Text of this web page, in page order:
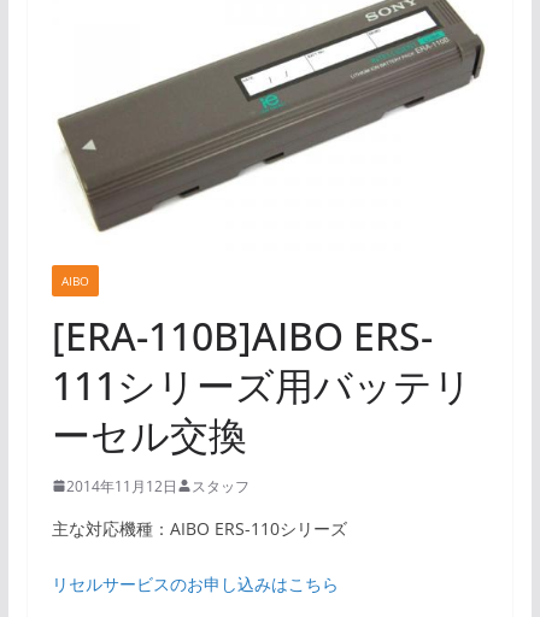
AIBO
[ERA-110B]AIBO ERS-
111シリーズ用バッテリ
ーセル交換
2014年11月12日 スタッフ
主な対応機種：AIBO ERS-110シリーズ
リセルサービスのお申し込みはこちら